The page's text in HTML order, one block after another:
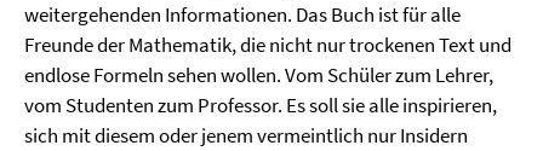
weitergehenden Informationen. Das Buch ist für alle
Freunde der Mathematik, die nicht nur trockenen Text und
endlose Formeln sehen wollen. Vom Schüler zum Lehrer,
vom Studenten zum Professor. Es soll sie alle inspirieren,
sich mit diesem oder jenem vermeintlich nur Insidern